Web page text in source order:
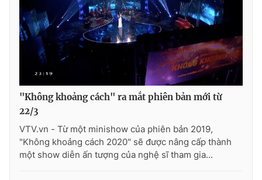
"Không khoảng cách" ra mắt phiên bản mới từ
22/3
VTV.vn - Từ một minishow của phiên bản 2019,
"Không khoảng cách 2020" sẽ được nâng cấp thành
một show diễn ấn tượng của nghệ sĩ tham gia...